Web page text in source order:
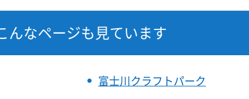
んなページも見ています
富士川クラフトパーク